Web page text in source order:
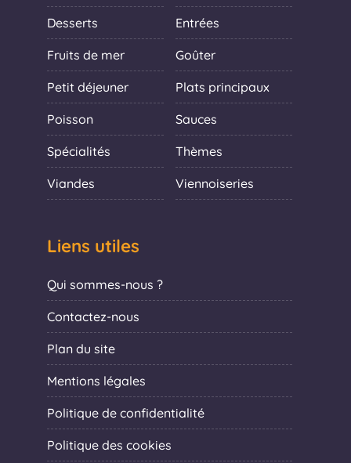
Desserts Entrées
Fruits de mer Goûter
Petit déjeuner Plats principaux
Poisson Sauces
Spécialités Thèmes
Viandes Viennoiseries
Liens utiles
Qui sommes-nous ?
Contactez-nous
Plan du site
Mentions légales
Politique de confidentialité
Politique des cookies